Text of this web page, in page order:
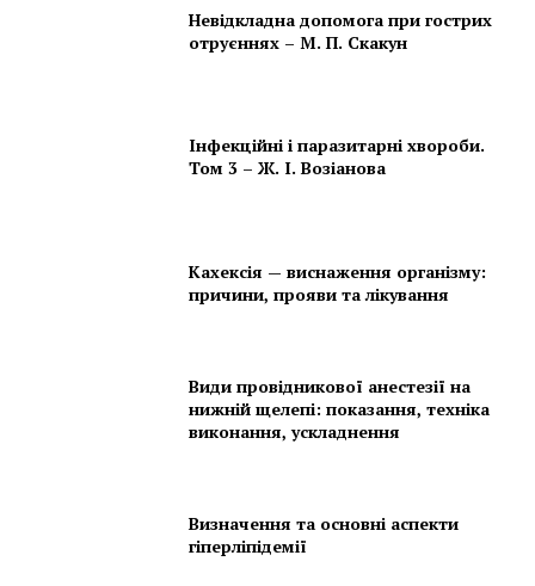
Невідкладна допомога при гострих
отруєннях – М. П. Скакун
Інфекційні і паразитарні хвороби.
Том 3 – Ж. І. Возіанова
Кахексія — виснаження організму:
причини, прояви та лікування
Види провідникової анестезії на
нижній щелепі: показання, техніка
виконання, ускладнення
Визначення та основні аспекти
гіперліпідемії